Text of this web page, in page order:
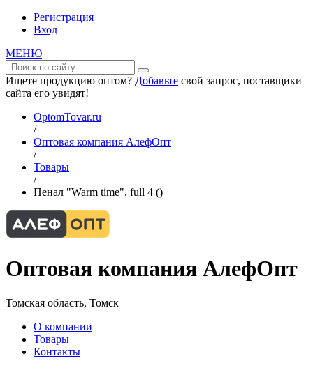
Регистрация
Вход
МЕНЮ
Ищете продукцию оптом? Добавьте свой запрос, поставщики
сайта его увидят!
OptomTovar.ru
/
Оптовая компания АлефОпт
/
Товары
/
Пенал "Warm time", full 4 ()
Оптовая компания АлефОпт
Томская область, Томск
О компании
Товары
Контакты